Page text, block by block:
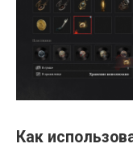
Как